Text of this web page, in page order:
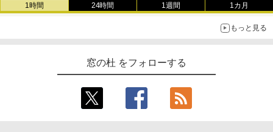
1時間 24時間 1週間 1カ月
もっと見る
窓の杜 をフォローする